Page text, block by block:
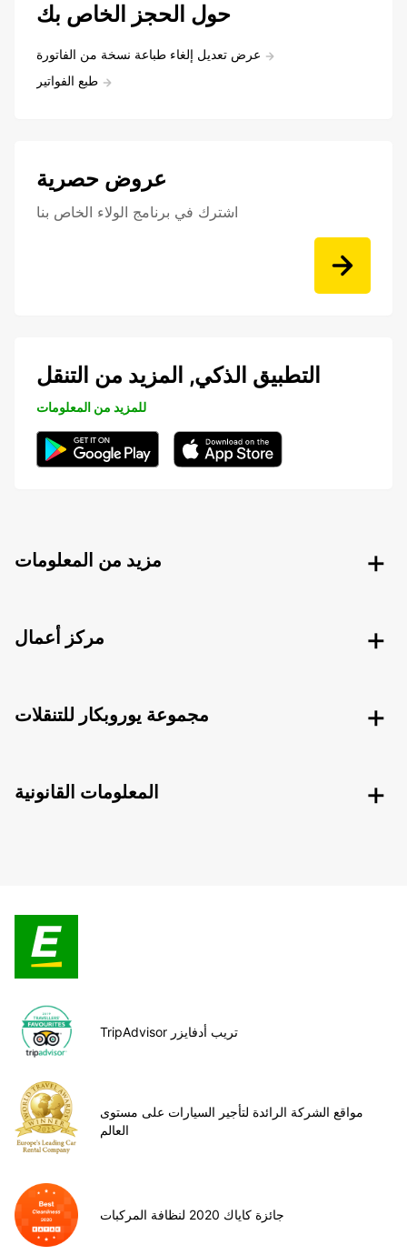
حول الحجز الخاص بك
عرض تعديل إلغاء طباعة نسخة من الفاتورة
طبع الفواتير
عروض حصرية
اشترك في برنامج الولاء الخاص بنا
التطبيق الذكي, المزيد من التنقل
للمزيد من المعلومات
مزيد من المعلومات
مركز أعمال
مجموعة يوروبكار للتنقلات
المعلومات القانونية
TripAdvisor تريب أدفايزر
مواقع الشركة الرائدة لتأجير السيارات على مستوى
العالم
جائزة كاياك 2020 لنظافة المركبات